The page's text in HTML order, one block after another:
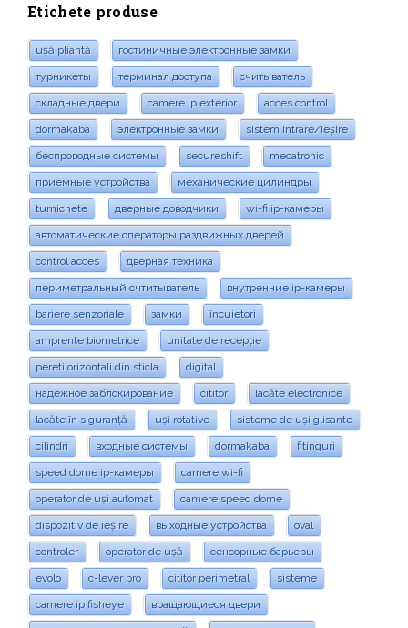
Etichete produse
ușă pliantă гостиничные электронные замки
турникеты терминал доступа считыватель
складные двери camere ip exterior acces control
dormakaba электронные замки sistem intrare/ieșire
беспроводные системы secureshift mecatronic
приемные устройства механические цилиндры
turnichete дверные доводчики wi-fi ip-камеры
автоматические операторы раздвижных дверей
control acces дверная техника
периметральный счтитыватель внутренние ip-камеры
bariere senzoriale замки încuietori
amprente biometrice unitate de recepție
pereti orizontali din sticla digital
надежное заблокирование cititor lacăte electronice
lacăte în siguranță uși rotative sisteme de uși glisante
cilindri входные системы dormakaba fitinguri
speed dome ip-камеры camere wi-fi
operator de uși automat camere speed dome
dispozitiv de ieșire выходные устройства oval
controler operator de ușă сенсорные барьеры
evolo c-lever pro cititor perimetral sisteme
camere ip fisheye вращающиеся двери